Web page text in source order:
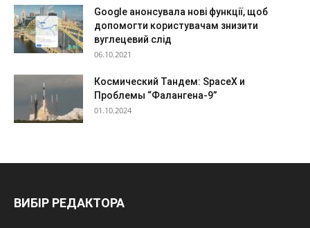
Google анонсувала нові функції, щоб
допомогти користувачам знизити
вуглецевий слід
06.10.2021
Космический Тандем: SpaceX и
Проблемы “Фалангена-9”
01.10.2024
ВИБІР РЕДАКТОРА